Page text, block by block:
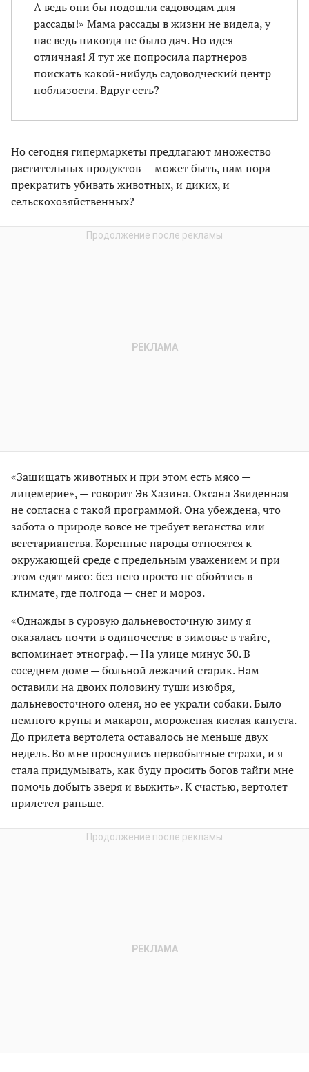
А ведь они бы подошли садоводам для
рассады!» Мама рассады в жизни не видела, у
нас ведь никогда не было дач. Но идея
отличная! Я тут же попросила партнеров
поискать какой-нибудь садоводческий центр
поблизости. Вдруг есть?
Но сегодня гипермаркеты предлагают множество
растительных продуктов — может быть, нам пора
прекратить убивать животных, и диких, и
сельскохозяйственных?
«Защищать животных и при этом есть мясо —
лицемерие», — говорит Эв Хазина. Оксана Звиденная
не согласна с такой программой. Она убеждена, что
забота о природе вовсе не требует веганства или
вегетарианства. Коренные народы относятся к
окружающей среде с предельным уважением и при
этом едят мясо: без него просто не обойтись в
климате, где полгода — снег и мороз.
«Однажды в суровую дальневосточную зиму я
оказалась почти в одиночестве в зимовье в тайге, —
вспоминает этнограф. — На улице минус 30. В
соседнем доме — больной лежачий старик. Нам
оставили на двоих половину туши изюбря,
дальневосточного оленя, но ее украли собаки. Было
немного крупы и макарон, мороженая кислая капуста.
До прилета вертолета оставалось не меньше двух
недель. Во мне проснулись первобытные страхи, и я
стала придумывать, как буду просить богов тайги мне
помочь добыть зверя и выжить». К счастью, вертолет
прилетел раньше.